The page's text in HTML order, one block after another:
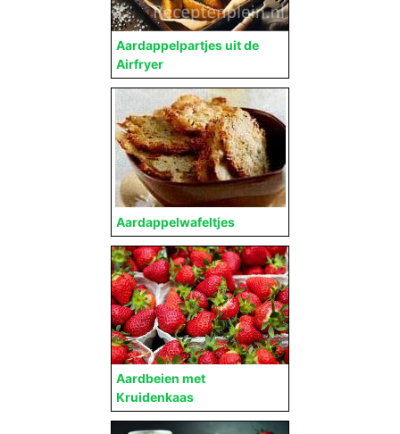
Aardappelpartjes uit de
Airfryer
Aardappelwafeltjes
Aardbeien met
Kruidenkaas